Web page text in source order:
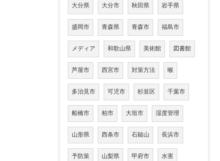
大分県 大分市 秋田県 岩手県
盛岡市 青森県 青森市 福島市
メディア 和歌山県 美術館 図書館
芦屋市 西宮市 対策方法 喉
多治見市 可児市 杉並区 千葉市
船橋市 柏市 大垣市 湿度管理
山形県 西条市 石鎚山 長浜市
予防策 山梨県 甲府市 水害